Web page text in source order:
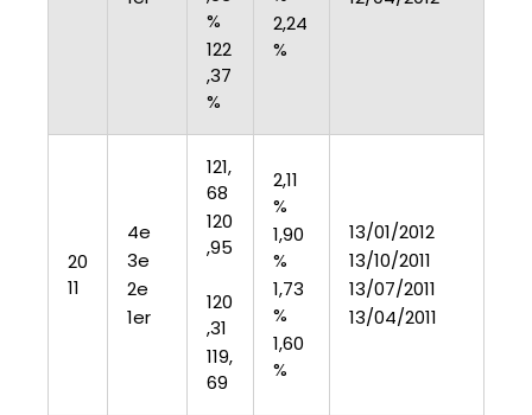
%
122
,37
%
2,24
%
20
11
4e
3e
2e
1er
121,
68
120
,95
120
,31
119,
69
2,11
%
1,90
%
1,73
%
1,60
%
13/01/2012
13/10/2011
13/07/2011
13/04/2011